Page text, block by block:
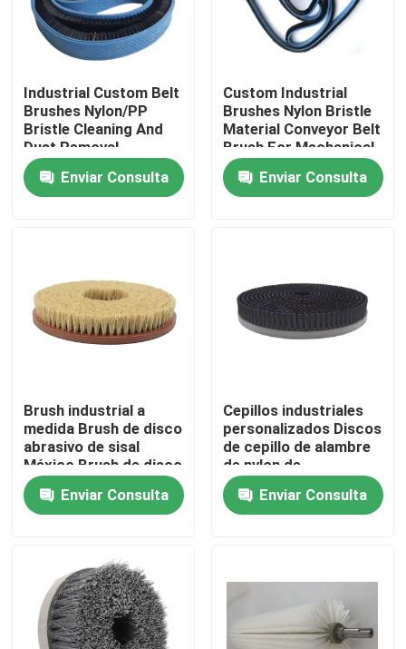
Inicio
Productos
Visita a la fábrica
Contacto
Solicitar una cotización
Las demás máquinas y aparatos para la fabricación
Brushes de rodillos industriales
Industrial Custom Belt
Brushes Nylon/PP
Bristle Cleaning And
Dust Removal
Conveyor Belt Brush
For Transmission And
Transportation
Enviar Consulta
Custom Industrial
Brushes Nylon Bristle
Material Conveyor Belt
Brush For Mechanical
Support And
ConveyingEnviar Consulta
Brush industrial a
medida Brush de disco
abrasivo de sisal
México Brush de disco
de pulido/molido de
sisal importado
Enviar Consulta
Cepillos industriales
personalizados Discos
de cepillo de alambre
de nylon de
eliminación de polvo
Discos de cepillo para
limpieza
Enviar Consulta